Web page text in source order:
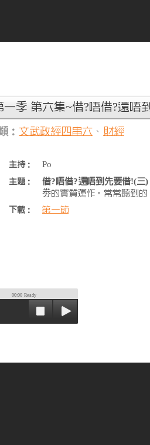
季 第六集~借?唔借?還唔
： 文武政經四串六 、 財經
主持： Po
主題： 借?唔借?還唔到先要借!(三)
劵的實質運作。常常聽到
下載： 第一節
00:00 Ready